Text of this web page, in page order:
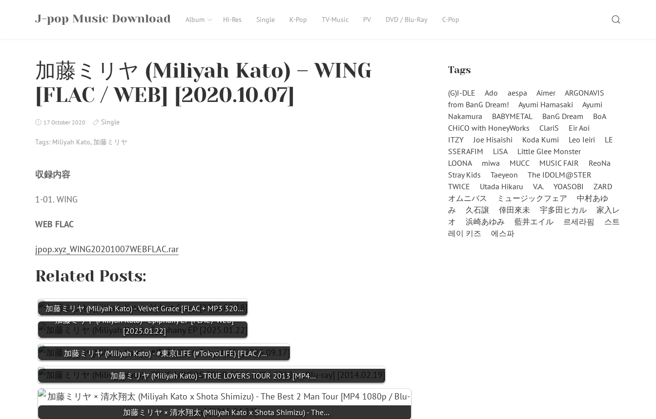
J-pop Music Download Album Hi-Res Single K-Pop TV-Music PV DVD / Blu-Ray C-Pop SEARCH
加藤ミリヤ (Miliyah Kato) – WING
[FLAC / WEB] [2020.10.07]
17 October 2020 Single
Tags: Miliyah Kato, 加藤ミリヤ
収録内容
1-01. WING
WEB FLAC
jpop.xyz_WING20201007WEBFLAC.rar
Related Posts:
加藤ミリヤ (Miliyah Kato) - Velvet Grace [FLAC + MP3 320…
加藤ミリヤ (Miliyah Kato) - Epiphany EP [FLAC / WEB]
[2025.01.22]
加藤ミリヤ (Miliyah Kato) - #東京LIFE (#TokyoLIFE) [FLAC /…
加藤ミリヤ (Miliyah Kato) - TRUE LOVERS TOUR 2013 [MP4…
加藤ミリヤ × 清水翔太 (Miliyah Kato x Shota Shimizu) - The…
Tags
(G)I-DLE Ado aespa Aimer
ARGONAVIS
from BanG Dream!
Ayumi Hamasaki
Ayumi
Nakamura
BABYMETAL BanG Dream
BoA
CHiCO with HoneyWorks
ClariS
Eir Aoi
ITZY
Joe Hisaishi Koda Kumi Leo Ieiri
LE
SSERAFIM
LiSA
Little Glee Monster
LOONA
miwa MUCC MUSIC FAIR
ReoNa
Stray Kids
Taeyeon
The IDOLM@STER
TWICE
Utada Hikaru V.A. YOASOBI
ZARD
オムニバス
ミュージックフェア
中村あゆ
み
久石譲 倖田來未 宇多田ヒカル
家入レ
オ
浜崎あゆみ 藍井エイル 르세라핌
스트
레이 키즈
에스파